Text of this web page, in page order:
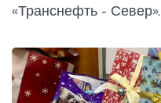
«Транснефть - Север».